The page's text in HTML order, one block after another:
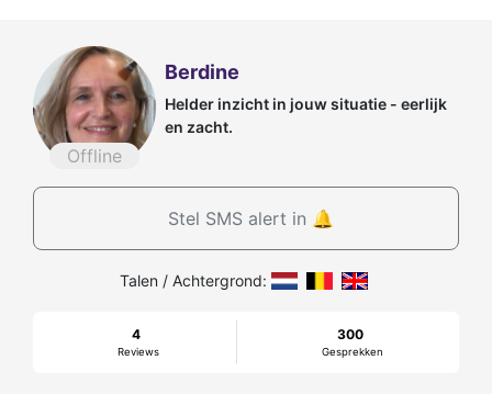
Offline
Berdine
Helder inzicht in jouw situatie - eerlijk
en zacht.
Stel SMS alert in 🔔
Talen / Achtergrond:
4
Reviews
300
Gesprekken